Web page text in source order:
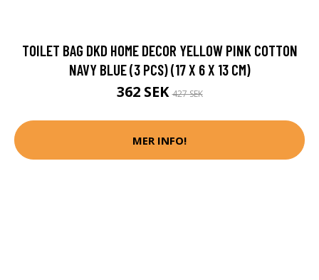
TOILET BAG DKD HOME DECOR YELLOW PINK COTTON
NAVY BLUE (3 PCS) (17 X 6 X 13 CM)
362 SEK427 SEK
MER INFO!